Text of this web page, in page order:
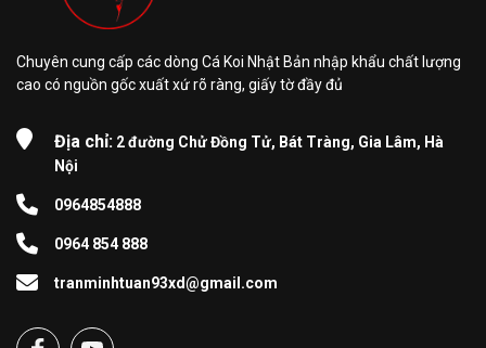
Chuyên cung cấp các dòng Cá Koi Nhật Bản nhập khẩu chất lượng
cao có nguồn gốc xuất xứ rõ ràng, giấy tờ đầy đủ
Địa chỉ: 2 đường Chử Đồng Tử, Bát Tràng, Gia Lâm, Hà
Nội
0964854888
0964 854 888
tranminhtuan93xd@gmail.com